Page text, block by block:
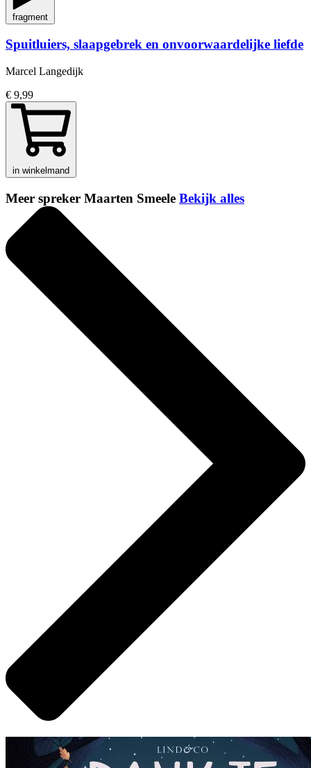
fragment
Spuitluiers, slaapgebrek en onvoorwaardelijke liefde
Marcel Langedijk
€ 9,99
in winkelmand
Meer spreker Maarten Smeele Bekijk alles